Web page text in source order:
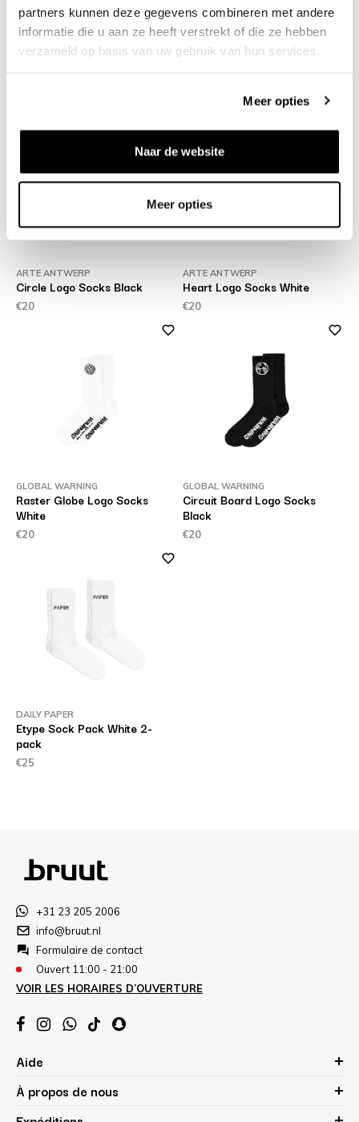
partners kunnen deze gegevens combineren met andere
informatie die u aan ze heeft verstrekt of die ze hebben
verzameld op basis van uw gebruik van hun services.
Meer opties
Naar de website
Meer opties
ARTE ANTWERP
Circle Logo Socks Black
€20
ARTE ANTWERP
Heart Logo Socks White
€20
GLOBAL WARNING
Raster Globe Logo Socks
White
€20
GLOBAL WARNING
Circuit Board Logo Socks
Black
€20
DAILY PAPER
Etype Sock Pack White 2-
pack
€25
+31 23 205 2006
info@bruut.nl
Formulaire de contact
Ouvert 11:00 - 21:00
VOIR LES HORAIRES D’OUVERTURE
Aide
À propos de nous